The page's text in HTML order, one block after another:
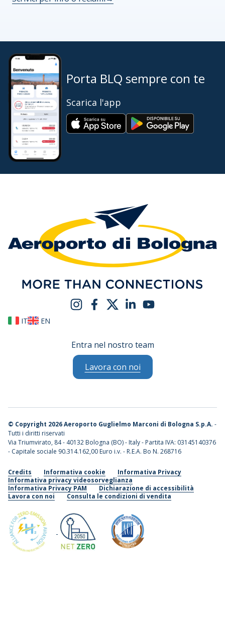
Porta BLQ sempre con te
Scarica l'app
IT EN
Entra nel nostro team
Lavora con noi
© Copyright 2026 Aeroporto Guglielmo Marconi di Bologna S.p.A. -
Tutti i diritti riservati
Via Triumvirato, 84 - 40132 Bologna (BO) - Italy - Partita IVA: 03145140376
- Capitale sociale 90.314.162,00 Euro i.v. - R.E.A. Bo N. 268716
Credits Informativa cookie
Informativa Privacy
Informativa privacy videosorveglianza
Informativa Privacy PAM
Dichiarazione di accessibilità
Lavora con noi
Consulta le condizioni di vendita